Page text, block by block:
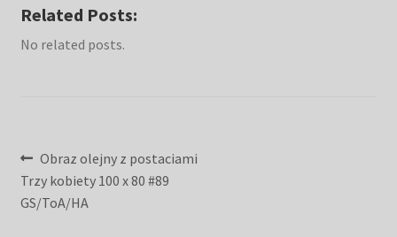
Related Posts:
No related posts.
Nawigacja
wpisu
Poprzedni
wpis:
Obraz olejny z postaciami
Trzy kobiety 100 x 80 #89
GS/ToA/HA